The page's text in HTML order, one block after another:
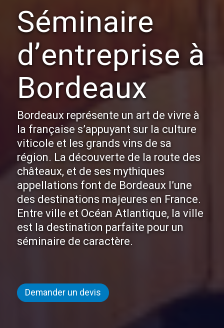
Séminaire
d’entreprise à
Bordeaux
Bordeaux représente un art de vivre à
la française s’appuyant sur la culture
viticole et les grands vins de sa
région. La découverte de la route des
châteaux, et de ses mythiques
appellations font de Bordeaux l’une
des destinations majeures en France.
Entre ville et Océan Atlantique, la ville
est la destination parfaite pour un
séminaire de caractère.
Demander un devis